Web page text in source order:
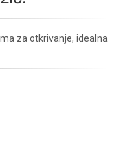
za otkrivanje, idealna